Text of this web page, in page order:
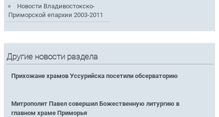
Новости Владивостокско-
Приморской епархии 2003-2011
Другие новости раздела
Прихожане храмов Уссурийска посетили обсерваторию
Митрополит Павел совершил Божественную литургию в
главном храме Приморья